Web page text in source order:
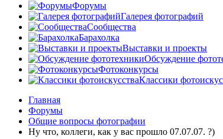
Форумы
Галерея фотографий
Сообщества
Барахолка
Выставки и проекты
Обсуждение
Фотоконкурсы
Классики
Главная
Форумы
Общие вопросы фотографии
Ну что, коллеги, как у вас прошло 07.07.07. ?)